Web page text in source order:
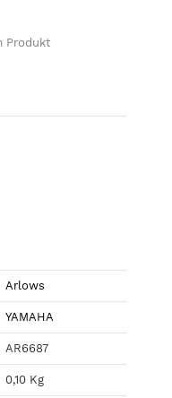
Produkt
Arlows
YAMAHA
AR6687
0,10 Kg